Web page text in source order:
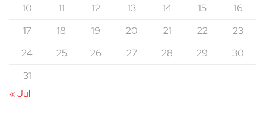
10 11 12 13 14 15
16
17
18 19 20 21 22
23
24
25 26 27 28 29
30
31
« Jul